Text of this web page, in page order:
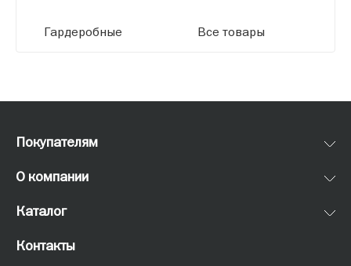
Гардеробные Все товары
Покупателям
О компании
Каталог
Контакты